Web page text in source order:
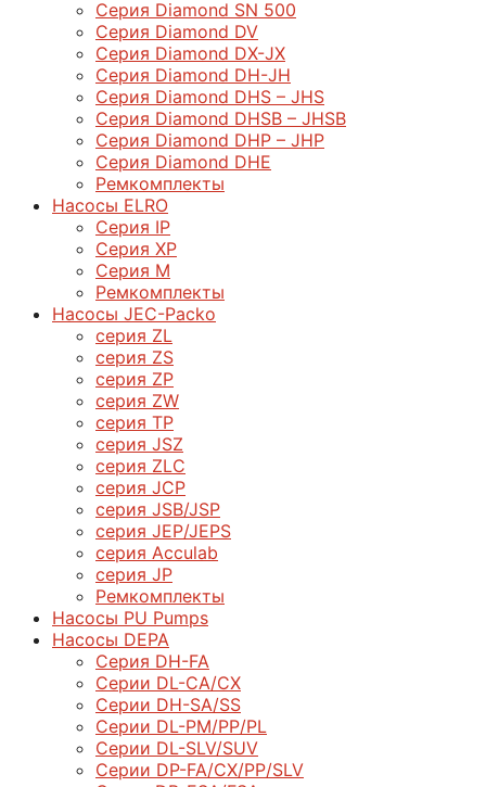
Серия Diamond SN 500
Серия Diamond DV
Серия Diamond DX-JX
Серия Diamond DH-JH
Серия Diamond DHS – JHS
Серия Diamond DHSB – JHSB
Серия Diamond DHP – JHP
Серия Diamond DHE
Ремкомплекты
Насосы ELRO
Серия IP
Серия XP
Серия M
Ремкомплекты
Насосы JEC-Packo
серия ZL
серия ZS
серия ZP
серия ZW
серия TP
серия JSZ
серия ZLC
серия JCP
серия JSB/JSP
серия JEP/JEPS
серия Acculab
серия JP
Ремкомплекты
Насосы PU Pumps
Насосы DEPA
Серия DH-FA
Серии DL-CA/CX
Серии DH-SA/SS
Серии DL-PM/РР/PL
Серии DL-SLV/SUV
Серии DP-FA/CX/PP/SLV